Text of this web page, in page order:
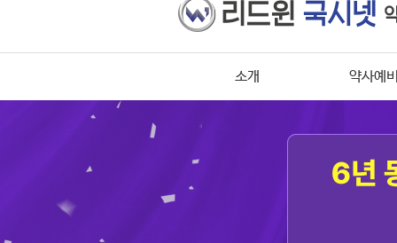
소개 약사예